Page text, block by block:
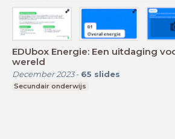
EDUbox Energie: Een uitdaging
wereld
December 2023- 65 slides
Secundair onderwijs